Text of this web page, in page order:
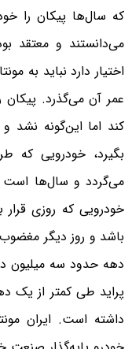
که سال‌ها پیکان را
می‌دانستند و معتقد
اختیار دارد نباید به
عمر آن می‌گذرد. پیکان
کند اما این‌گونه نشد
می‌گردد و سال‌ها است
خودرویی که روزی قرار
باشد و روز دیگر
دهه حدود سه میلیون
پراید طی کمتر از یک
داشته است. ایران